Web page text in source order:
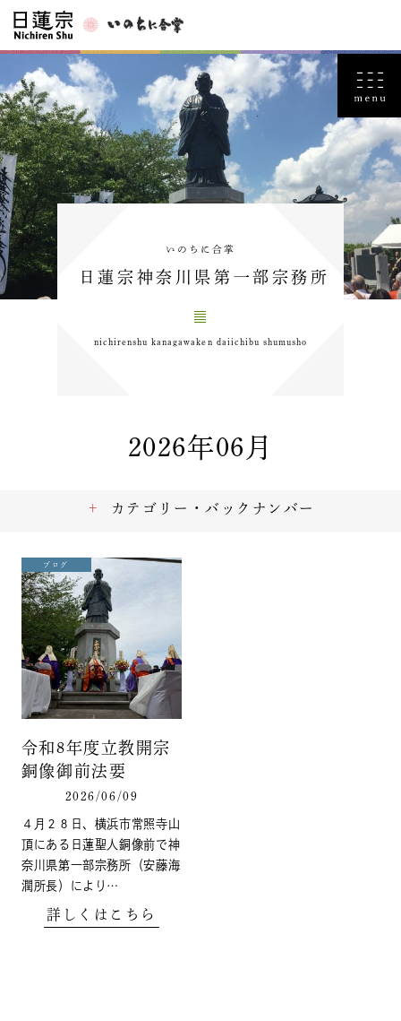
いのちに合掌
日蓮宗神奈川県第一部宗務所
nichirenshu kanagawaken daiichibu shumusho
2026年06月
ブログ
令和8年度立教開宗
銅像御前法要
2026/06/09
４月２８日、横浜市常照寺山
頂にある日蓮聖人銅像前で神
奈川県第一部宗務所（安藤海
潤所長）により…
詳しくはこちら
カテゴリー・バックナンバー